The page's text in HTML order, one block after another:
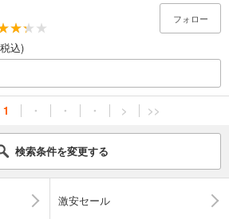
込)
フォロー
1 ・ ・ ・ > >>
検索条件を変更する
激安セール